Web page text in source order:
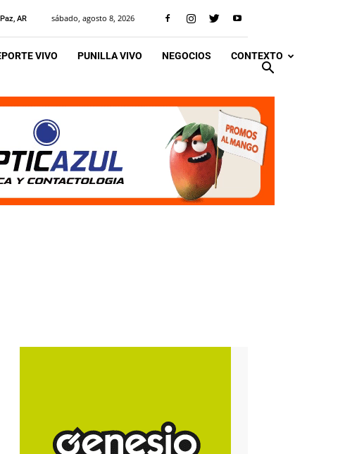
AR sábado, agosto 8, 2026
VIVO PUNILLA VIVO NEGOCIOS CONTEXTO